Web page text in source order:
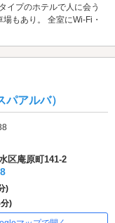
イプのホテルで人に会う
もあり。 全室にWi-Fi・
アルバ）
星のうち4
区庵原町141-2
)
)